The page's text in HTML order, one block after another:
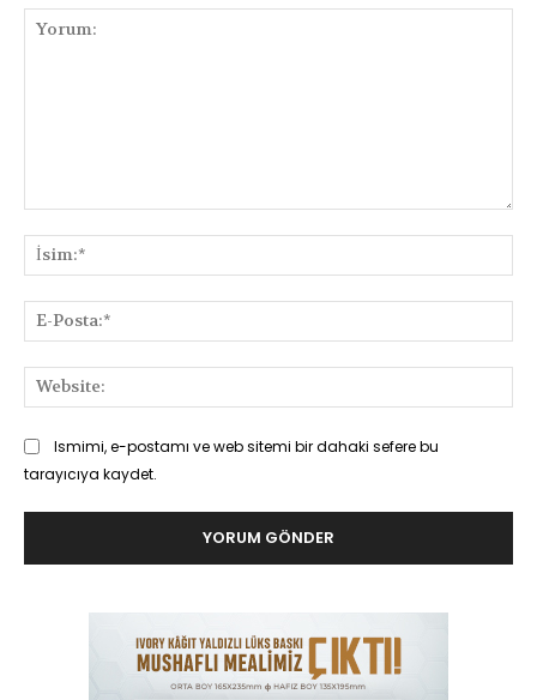
Ismimi, e-postamı ve web sitemi bir dahaki sefere bu
tarayıcıya kaydet.